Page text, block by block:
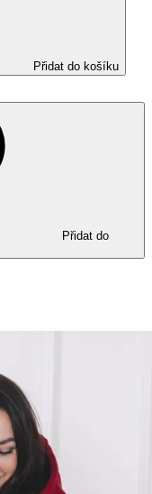
Přidat do košíku
Přidat do